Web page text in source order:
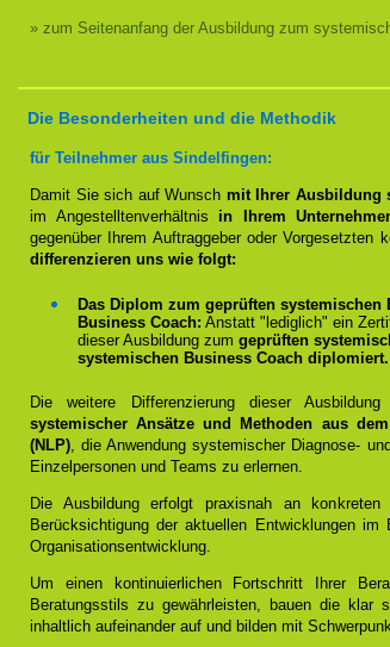
» zum Seitenanfang der Ausbildung zum
Die Besonderheiten und die Methodik
für Teilnehmer aus Sindelfingen:
Damit Sie sich auf Wunsch mit Ihrer Ausbildung
im Angestelltenverhältnis in Ihrem
gegenüber Ihrem Auftraggeber oder Vorgesetzten
differenzieren uns wie folgt:
Das Diplom zum geprüften systemischen
Business Coach: Anstatt "lediglich" ein
dieser Ausbildung zum geprüften
systemischen Business Coach diplomiert.
Die weitere Differenzierung dieser
systemischer Ansätze und Methoden aus
(NLP), die Anwendung systemischer Diagnose-
Einzelpersonen und Teams zu erlernen.
Die Ausbildung erfolgt praxisnah an
Berücksichtigung der aktuellen Entwicklungen
Organisationsentwicklung.
Um einen kontinuierlichen Fortschritt Ihrer
Beratungsstils zu gewährleisten, bauen die klar
inhaltlich aufeinander auf und bilden mit